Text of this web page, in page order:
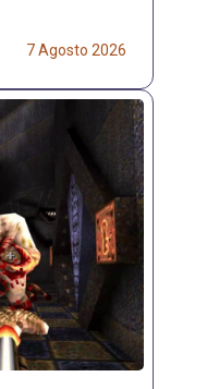
7 Agosto 2026